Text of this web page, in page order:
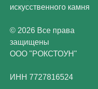
искусственного камня
© 2026 Все права
защищены
ООО "РОКСТОУН"
ИНН 7727816524